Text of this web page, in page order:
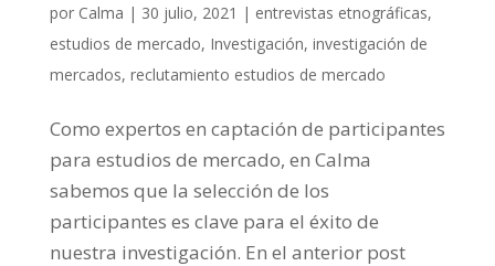
por Calma | 30 julio, 2021 | entrevistas etnográficas,
estudios de mercado, Investigación, investigación de
mercados, reclutamiento estudios de mercado
Como expertos en captación de participantes
para estudios de mercado, en Calma
sabemos que la selección de los
participantes es clave para el éxito de
nuestra investigación. En el anterior post